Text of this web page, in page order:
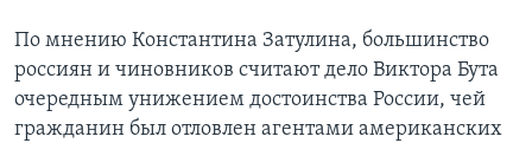
По мнению Константина Затулина, большинство
россиян и чиновников считают дело Виктора Бута
очередным унижением достоинства России, чей
гражданин был отловлен агентами американских